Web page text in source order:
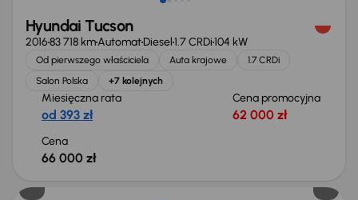
Hyundai Tucson
201683 718 kmAutomatDiesel1.7 CRDi104 kW
Od pierwszego właściciela Auta krajowe
1.7 CRDi
Salon Polska
+7 kolejnych
Miesięczna rata
od 393 zł
Cena promocyjna
62 000 zł
Cena
66 000 zł